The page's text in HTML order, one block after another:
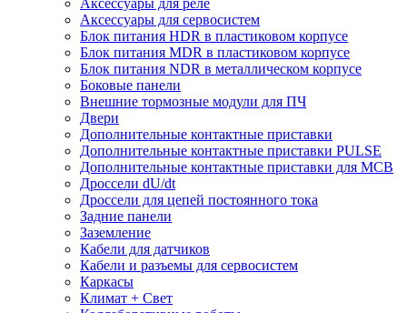
Аксессуары для реле
Аксессуары для сервосистем
Блок питания HDR в пластиковом корпусе
Блок питания MDR в пластиковом корпусе
Блок питания NDR в металлическом корпусе
Боковые панели
Внешние тормозные модули для ПЧ
Двери
Дополнительные контактные приставки
Дополнительные контактные приставки PULSE
Дополнительные контактные приставки для MCB
Дроссели dU/dt
Дроссели для цепей постоянного тока
Задние панели
Заземление
Кабели для датчиков
Кабели и разъемы для сервосистем
Каркасы
Климат + Свет